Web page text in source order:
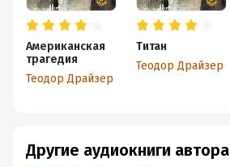
Американская
трагедия
Теодор Драйзер
Титан
Теодор Драйзер
Другие аудиокниги автора